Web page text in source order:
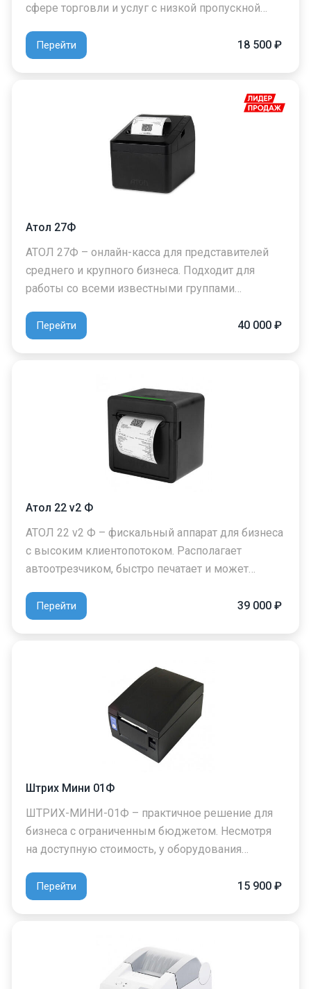
сфере торговли и услуг с низкой пропускной…
Перейти 18 500 ₽
Атол 27Ф
АТОЛ 27Ф – онлайн-касса для представителей
среднего и крупного бизнеса. Подходит для
работы со всеми известными группами…
Перейти 40 000 ₽
Атол 22 v2 Ф
АТОЛ 22 v2 Ф – фискальный аппарат для бизнеса
с высоким клиентопотоком. Располагает
автоотрезчиком, быстро печатает и может…
Перейти 39 000 ₽
Штрих Мини 01Ф
ШТРИХ-МИНИ-01Ф – практичное решение для
бизнеса с ограниченным бюджетом. Несмотря
на доступную стоимость, у оборудования…
Перейти 15 900 ₽